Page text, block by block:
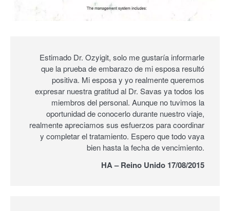
Estimado Dr. Ozyigit, solo me gustaría informarle
que la prueba de embarazo de mi esposa resultó
positiva. Mi esposa y yo realmente queremos
expresar nuestra gratitud al Dr. Savas ya todos los
miembros del personal. Aunque no tuvimos la
oportunidad de conocerlo durante nuestro viaje,
realmente apreciamos sus esfuerzos para coordinar
y completar el tratamiento. Espero que todo vaya
bien hasta la fecha de vencimiento.
HA – Reino Unido 17/08/2015